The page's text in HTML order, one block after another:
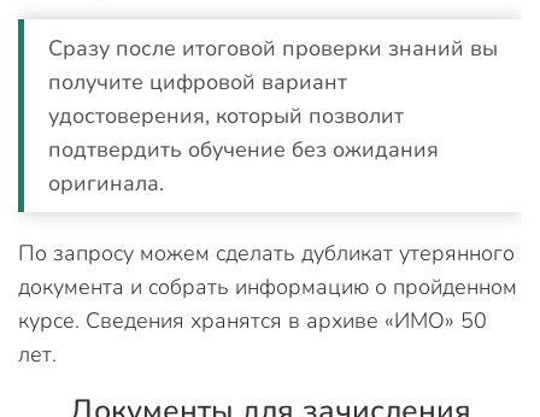
Сразу после итоговой проверки знаний вы
получите цифровой вариант
удостоверения, который позволит
подтвердить обучение без ожидания
оригинала.
По запросу можем сделать дубликат утерянного
документа и собрать информацию о пройденном
курсе. Сведения хранятся в архиве «ИМО» 50
лет.